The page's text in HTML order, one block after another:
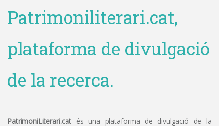
Patrimoniliterari.cat,
plataforma de divulgació
de la recerca.
PatrimoniLiterari.cat és una plataforma de divulgació de la